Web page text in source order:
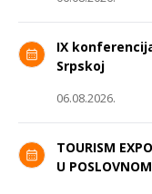
IX
Srpskoj
06.08.2026.
TOURISM
U